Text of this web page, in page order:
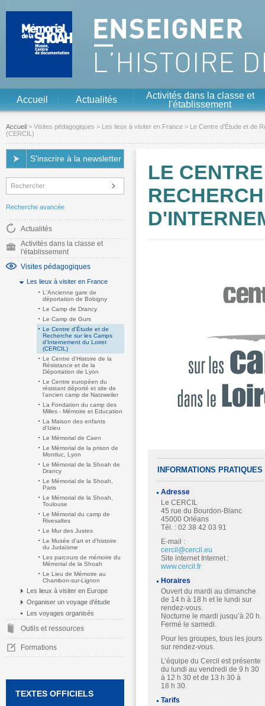
Accueil Actualités
Activités dans la classe et
l'établissement
Accueil > Visites pédagogiques > Les lieux à visiter en France > Le Centre d'Étude et de
(CERCIL)
S'inscrire à la newsletter
Recherche avancée
Actualités
Activités dans la classe et
l'établissement
Visites pédagogiques
Les lieux à visiter en France
L'Ancienne gare de
déportation de Bobigny
Le Camp de Drancy
Le Camp de Gurs
Le Centre d'Étude et de
Recherche sur les Camps
d'Internement du Loiret
(CERCIL)
Le Centre d'Histoire de la
Résistance et de la
Déportation de Lyon
Le Centre européen du
résistant déporté et site de
l'ancien camp de Natzweiler
La Fondation du camp des
Milles - Mémoire et Education
La Maison des enfants
d'Izieu
Le Mémorial de Caen
Le Mémorial de la prison de
Montluc, Lyon
Le Mémorial de la Shoah de
Drancy
Le Mémorial de la Shoah,
Paris
Le Mémorial de la Shoah,
Toulouse
Le Mémorial du camp de
Rivesaltes
Le Mur des Justes
Le Musée d'art et d'histoire
du Judaïsme
Les parcours de mémoire du
Mémorial de la Shoah
Le Lieu de Mémoire au
Chambon-sur-Lignon
Les lieux à visiter en Europe
Organiser un voyage d'étude
Les voyages organisés
Outils et ressources
Formations
TEXTES OFFICIELS
LE
INFORMATIONS PRATIQUES
Adresse
Le CERCIL
45 rue du Bourdon-Blanc
45000 Orléans
Tél. : 02 38 42 03 91
E-mail :
cercil@cercil.eu
Site internet Internet :
www.cercil.fr
Horaires
Ouvert du mardi au dimanche
de 14 h à 18 h et le lundi sur
rendez-vous.
Nocturne le mardi jusqu’à 20 h.
Fermé le samedi.
Pour les groupes, tous les jours
sur rendez-vous.
L’équipe du Cercil est présente
du lundi au vendredi de 9 h 30
à 12 h 30 et de 13 h 30 à
18 h 30.
Tarifs